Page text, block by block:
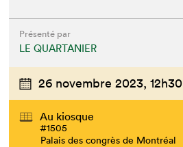
Présenté par
LE QUARTANIER
26 novembre 2023, 12h30
Au kiosque
#1505
Palais des congrès de Montréal